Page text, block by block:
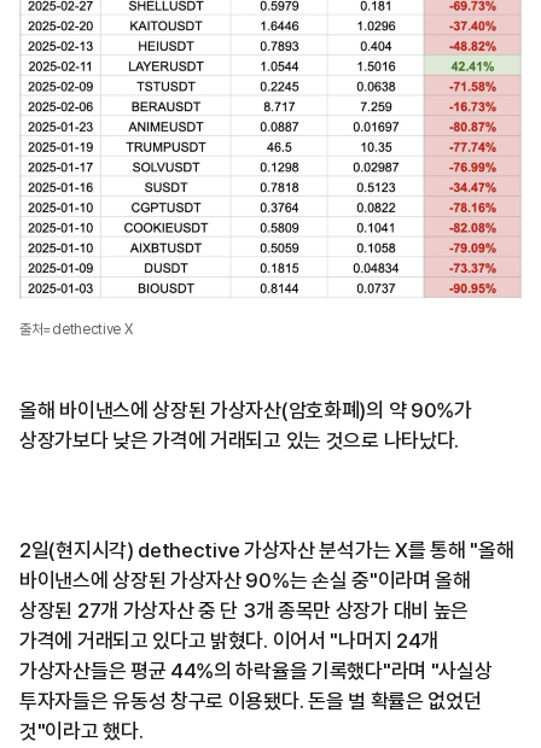
출처=dethective X
올해 바이낸스에 상장된 가상자산(암호화폐)의 약 90%가
상장가보다 낮은 가격에 거래되고 있는 것으로 나타났다.
2일(현지시각) dethective 가상자산 분석가는 X를 통해 "올해
바이낸스에 상장된 가상자산 90%는 손실 중"이라며 올해
상장된 27개 가상자산 중 단 3개 종목만 상장가 대비 높은
가격에 거래되고 있다고 밝혔다. 이어서 "나머지 24개
가상자산들은 평균 44%의 하락율을 기록했다"라며 "사실상
투자자들은 유동성 창구로 이용됐다. 돈을 벌 확률은 없었던
것"이라고 했다.